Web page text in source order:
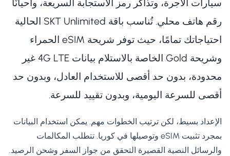
سيارات الأجرة، وتذاكر رمز الاستجابة السريعة، وأحيانًا
رقم هاتف محلي. تُناسب باقة SKT Unlimited الحالية
احتياجاتك تمامًا، حيث توفر شريحة eSIM الحمراء
وشريحة Gold الخاصة بالاستلام بيانات 4G LTE غير
محدودة، بدون حد أقصى للاستخدام العادل، وبدون حد
أقصى للسرعة اليومية، وبدون تقييد للسرعة.
الإعداد بسيط، لكن ترتيب الخطوات مهم. يمكن استخدام البيانات
بمجرد تثبيت eSIM وتوصيلها في كوريا. تتطلب المكالمات
والرسائل النصية القصيرة التحقق من جواز السفر وشحن الرصيد.